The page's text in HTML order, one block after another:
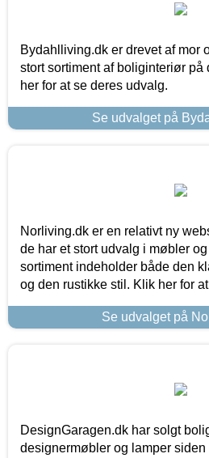
Bydahlliving.dk er drevet af mor
stort sortiment af boliginteriør på
her for at se deres udvalg.
Se udvalget på
Norliving.dk er en relativt ny
de har et stort udvalg i møbler
sortiment indeholder både den
og den rustikke stil. Klik her for
Se udvalget på
DesignGaragen.dk har solgt
designermøbler og lamper